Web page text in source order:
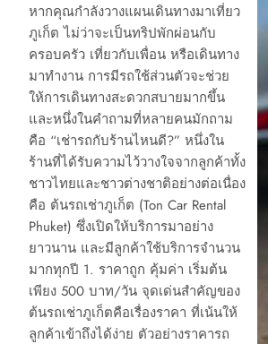
หากคุณกำลังวางแผนเดินทางมาเที่ยว
ภูเก็ต ไม่ว่าจะเป็นทริปพักผ่อนกับ
ครอบครัว เที่ยวกับเพื่อน หรือเดินทาง
มาทำงาน การมีรถใช้ส่วนตัวจะช่วย
ให้การเดินทางสะดวกสบายมากขึ้น
และหนึ่งในคำถามที่หลายคนมักถาม
คือ “เช่ารถกับร้านไหนดี?” หนึ่งใน
ร้านที่ได้รับความไว้วางใจจากลูกค้าทั้ง
ชาวไทยและชาวต่างชาติอย่างต่อเนื่อง
คือ ต้นรถเช่าภูเก็ต (Ton Car Rental
Phuket) ซึ่งเปิดให้บริการมาอย่าง
ยาวนาน และมีลูกค้าใช้บริการจำนวน
มากทุกปี 1. ราคาถูก คุ้มค่า เริ่มต้น
เพียง 500 บาท/วัน จุดเด่นสำคัญของ
ต้นรถเช่าภูเก็ตคือเรื่องราคา ที่เน้นให้
ลูกค้าเข้าถึงได้ง่าย ตัวอย่างราคารถ